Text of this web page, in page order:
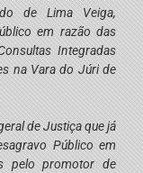
de Lima Veiga,
em razão das
Integradas
na Vara do Júri de
de Justiça que já
Público em
pelo promotor de